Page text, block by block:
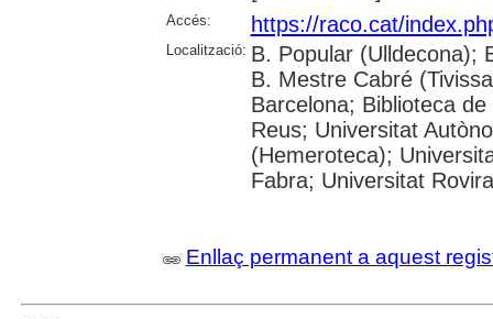
Accés: https://raco.cat/
Localització: B. Popular (Ulldecona);
B. Mestre Cabré
Barcelona; Biblioteca
Reus; Universitat
(Hemeroteca);
Fabra; Universitat
Enllaç permanent a aquest